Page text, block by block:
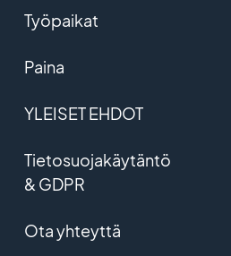
Työpaikat
Paina
YLEISET EHDOT
Tietosuojakäytäntö
& GDPR
Ota yhteyttä